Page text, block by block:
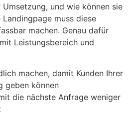
und wie können sie
muss diese
machen. Genau dafür
Leistungsbereich und
machen, damit Kunden Ihrer
geben können
die nächste Anfrage weniger